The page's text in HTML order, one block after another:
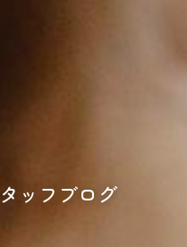
ッフブログ